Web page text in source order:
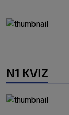
N1 KVIZ